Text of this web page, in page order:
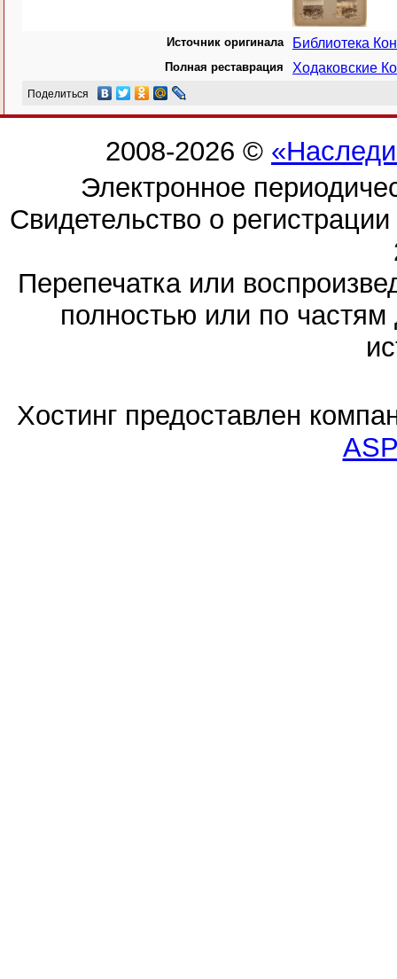
Источник оригинала Библиотека
Полная реставрация Ходаковские
Поделиться
2008-2026 ©
Электронное
Свидетельство о
Перепечатка или
полностью или по частям
Хостинг предоставлен